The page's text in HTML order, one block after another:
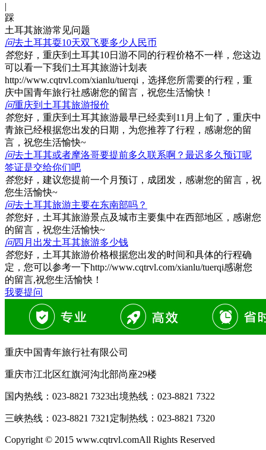
|
踩
土耳其旅游常见问题
问去土耳其耍10天双飞要多少人民币
答您好，重庆到土耳其10日游不同的行程价格不一样，您这边
可以看一下我们土耳其旅游计划表
http://www.cqtrvl.com/xianlu/tuerqi，选择您所需要的行程，重
庆中国青年旅行社感谢您的留言，祝您生活愉快！
问重庆到土耳其旅游报价
答您好，重庆到土耳其旅游最早已经卖到11月上旬了，重庆中
青旅已经根据您出发的日期，为您推荐了行程，感谢您的留
言，祝您生活愉快~
问去土耳其或者摩洛哥要提前多久联系啊？最迟多久预订呢
签证是交给你们吧
答您好，建议您提前一个月预订，成团发，感谢您的留言，祝
您生活愉快~
问去土耳其旅游主要在东南部吗？
答您好，土耳其旅游景点及城市主要集中在西部地区，感谢您
的留言，祝您生活愉快~
问四月出发土耳其旅游多少钱
答您好，土耳其旅游价格根据您出发的时间和具体的行程确
定，您可以参考一下http://www.cqtrvl.com/xianlu/tuerqi感谢您
的留言,祝您生活愉快！
我要提问
重庆中国青年旅行社有限公司
重庆市江北区红旗河沟北部尚座29楼
国内热线： 023-8821 7323出境热线： 023-8821 7322
三峡热线： 023-8821 7321 定制热线： 023-8821 7320
Copyright © 2015 www.cqtrvl.comAll Rights Reserved